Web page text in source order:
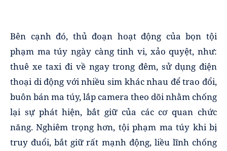
Bên cạnh đó, thủ đoạn hoạt động của bọn tội
phạm ma túy ngày càng tinh vi, xảo quyệt, như:
thuê xe taxi đi về ngay trong đêm, sử dụng điện
thoại di động với nhiều sim khác nhau để trao đổi,
buôn bán ma túy, lắp camera theo dõi nhằm chống
lại sự phát hiện, bắt giữ của các cơ quan chức
năng. Nghiêm trọng hơn, tội phạm ma túy khi bị
truy đuổi, bắt giữ rất mạnh động, liều lĩnh chống